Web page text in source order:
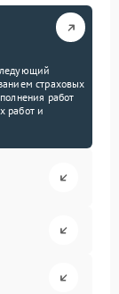
страховых
работ
работ и